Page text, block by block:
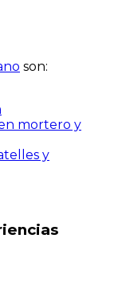
son:
mortero y
y